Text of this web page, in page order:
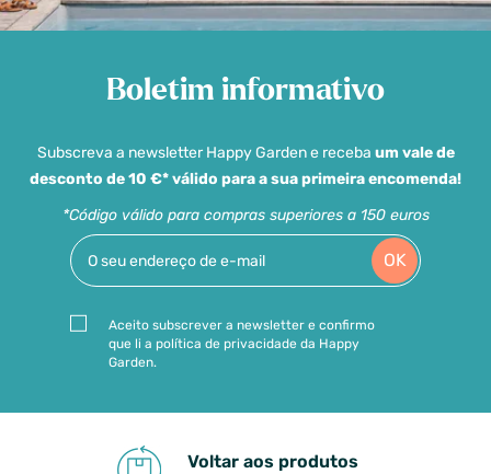
Boletim informativo
Subscreva a newsletter Happy Garden e receba um vale de
desconto de 10 €* válido para a sua primeira encomenda!
*Código válido para compras superiores a 150 euros
OK
Aceito subscrever a newsletter e confirmo
que li a política de privacidade da Happy
Garden.
Voltar aos produtos